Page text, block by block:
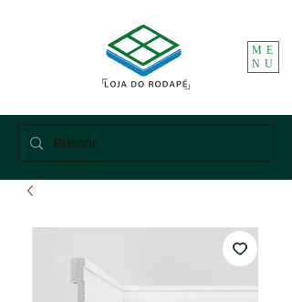
ME
NU